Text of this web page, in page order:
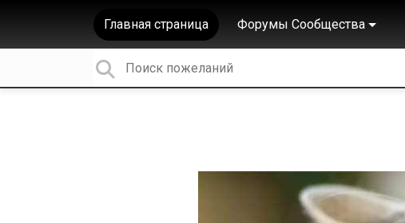
Главная страница Форумы Сообщества